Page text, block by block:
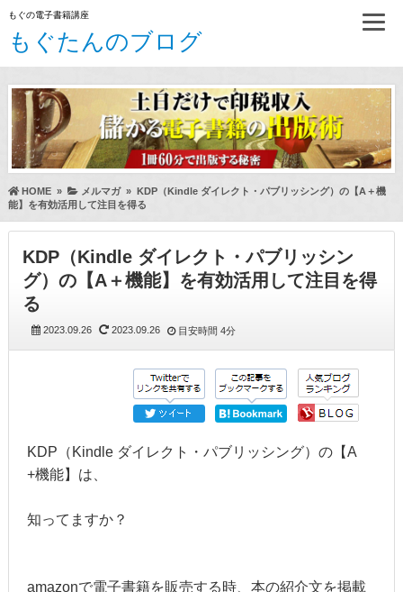
もぐの電子書籍講座
もぐたんのブログ
HOME» メルマガ» KDP（Kindle ダイレクト・パブリッシング）の【A＋機
能】を有効活用して注目を得る
KDP（Kindle ダイレクト・パブリッシン
グ）の【A＋機能】を有効活用して注目を得
る
2023.09.26 2023.09.26 目安時間 4分
KDP（Kindle ダイレクト・パブリッシング）の【A
+機能】は、
知ってますか？
amazonで電子書籍を販売する時、本の紹介文を掲載